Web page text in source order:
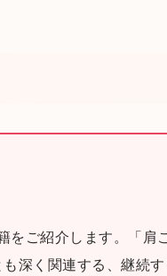
をご紹介します。「肩
深く関連する、継続